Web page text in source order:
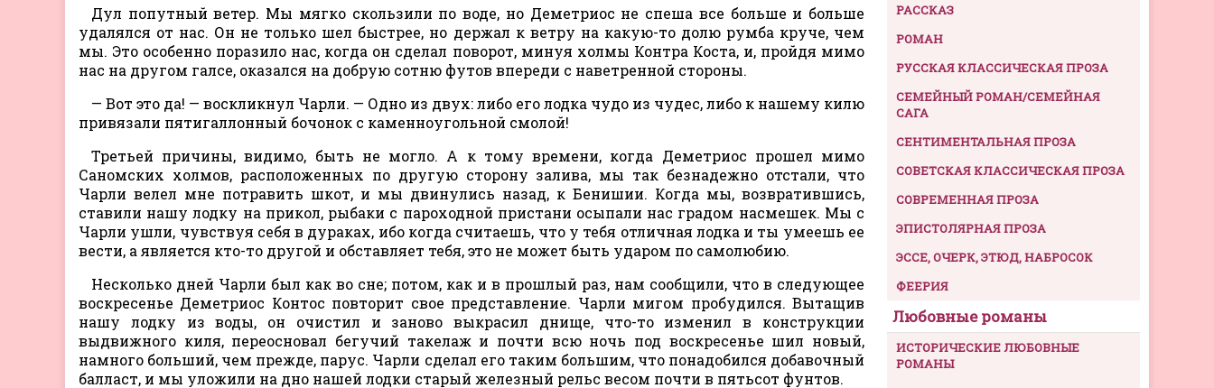
Дул попутный ветер. Мы мягко скользили по воде, но Деметриос не спеша все больше и больше
удалялся от нас. Он не только шел быстрее, но держал к ветру на какую-то долю румба круче, чем
мы. Это особенно поразило нас, когда он сделал поворот, минуя холмы Контра Коста, и, пройдя мимо
нас на другом галсе, оказался на добрую сотню футов впереди с наветренной стороны.
— Вот это да! — воскликнул Чарли. — Одно из двух: либо его лодка чудо из чудес, либо к нашему килю
привязали пятигаллонный бочонок с каменноугольной смолой!
Третьей причины, видимо, быть не могло. А к тому времени, когда Деметриос прошел мимо
Саномских холмов, расположенных по другую сторону залива, мы так безнадежно отстали, что
Чарли велел мне потравить шкот, и мы двинулись назад, к Бенишии. Когда мы, возвратившись,
ставили нашу лодку на прикол, рыбаки с пароходной пристани осыпали нас градом насмешек. Мы с
Чарли ушли, чувствуя себя в дураках, ибо когда считаешь, что у тебя отличная лодка и ты умеешь ее
вести, а является кто-то другой и обставляет тебя, это не может быть ударом по самолюбию.
Несколько дней Чарли был как во сне; потом, как и в прошлый раз, нам сообщили, что в следующее
воскресенье Деметриос Контос повторит свое представление. Чарли мигом пробудился. Вытащив
нашу лодку из воды, он очистил и заново выкрасил днище, что-то изменил в конструкции
выдвижного киля, переосновал бегучий такелаж и почти всю ночь под воскресенье шил новый,
намного больший, чем прежде, парус. Чарли сделал его таким большим, что понадобился добавочный
балласт, и мы уложили на дно нашей лодки старый железный рельс весом почти в пятьсот фунтов.
РАССКАЗ
РОМАН
РУССКАЯ КЛАССИЧЕСКАЯ ПРОЗА
СЕМЕЙНЫЙ РОМАН/СЕМЕЙНАЯ
САГА
СЕНТИМЕНТАЛЬНАЯ ПРОЗА
СОВЕТСКАЯ КЛАССИЧЕСКАЯ ПРОЗА
СОВРЕМЕННАЯ ПРОЗА
ЭПИСТОЛЯРНАЯ ПРОЗА
ЭССЕ, ОЧЕРК, ЭТЮД, НАБРОСОК
ФЕЕРИЯ
Любовные романы
ИСТОРИЧЕСКИЕ ЛЮБОВНЫЕ
РОМАНЫ